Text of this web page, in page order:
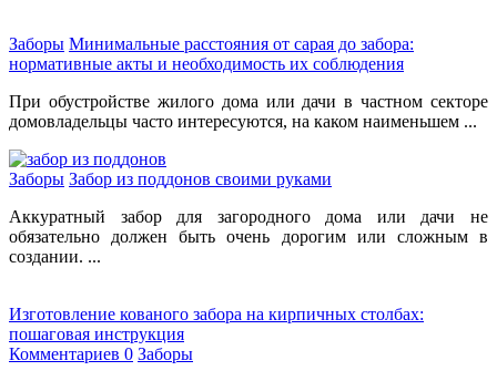
Заборы Минимальные расстояния от сарая до забора:
нормативные акты и необходимость их соблюдения
При обустройстве жилого дома или дачи в частном секторе
домовладельцы часто интересуются, на каком наименьшем ...
Заборы Забор из поддонов своими руками
Аккуратный забор для загородного дома или дачи не
обязательно должен быть очень дорогим или сложным в
создании. ...
Изготовление кованого забора на кирпичных столбах:
пошаговая инструкция
Комментариев 0 Заборы